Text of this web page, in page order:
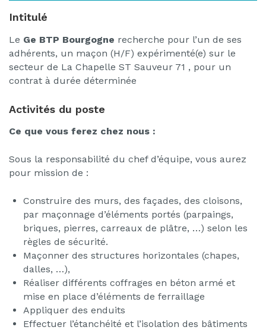
Intitulé
Le Ge BTP Bourgogne recherche pour l’un de ses
adhérents, un maçon (H/F) expérimenté(e) sur le
secteur de La Chapelle ST Sauveur 71 , pour un
contrat à durée déterminée
Activités du poste
Ce que vous ferez chez nous :
Sous la responsabilité du chef d’équipe, vous aurez
pour mission de :
Construire des murs, des façades, des cloisons,
par maçonnage d’éléments portés (parpaings,
briques, pierres, carreaux de plâtre, …) selon les
règles de sécurité.
Maçonner des structures horizontales (chapes,
dalles, …),
Réaliser différents coffrages en béton armé et
mise en place d’éléments de ferraillage
Appliquer des enduits
Effectuer l’étanchéité et l’isolation des bâtiments